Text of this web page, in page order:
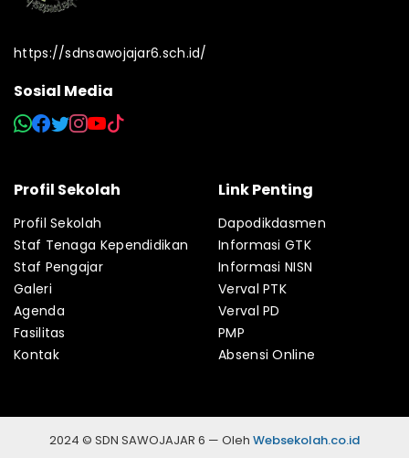
https://sdnsawojajar6.sch.id/
Sosial Media
Profil Sekolah
Profil Sekolah
Staf Tenaga Kependidikan
Staf Pengajar
Galeri
Agenda
Fasilitas
Kontak
Link Penting
Dapodikdasmen
Informasi GTK
Informasi NISN
Verval PTK
Verval PD
PMP
Absensi Online
2024 © SDN SAWOJAJAR 6 — Oleh Websekolah.co.id